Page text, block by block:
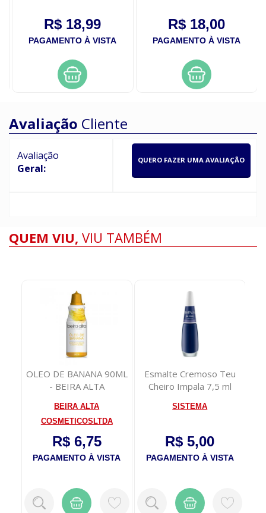
R$ 18,99
PAGAMENTO À VISTA
R$ 18,00
PAGAMENTO À VISTA
Avaliação Cliente
Avaliação
Geral:
QUERO FAZER UMA AVALIAÇÃO
QUEM VIU, VIU TAMBÉM
OLEO DE BANANA 90ML
- BEIRA ALTA
BEIRA ALTA
COSMETICOSLTDA
R$ 6,75
PAGAMENTO À VISTA
Esmalte Cremoso Teu
Cheiro Impala 7,5 ml
SISTEMA
R$ 5,00
PAGAMENTO À VISTA